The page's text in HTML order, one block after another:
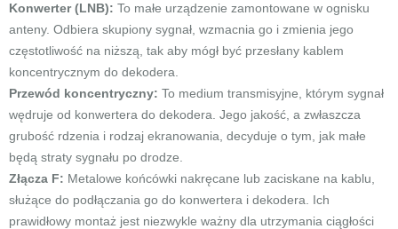
Konwerter (LNB): To małe urządzenie zamontowane w ognisku
anteny. Odbiera skupiony sygnał, wzmacnia go i zmienia jego
częstotliwość na niższą, tak aby mógł być przesłany kablem
koncentrycznym do dekodera.
Przewód koncentryczny: To medium transmisyjne, którym sygnał
wędruje od konwertera do dekodera. Jego jakość, a zwłaszcza
grubość rdzenia i rodzaj ekranowania, decyduje o tym, jak małe
będą straty sygnału po drodze.
Złącza F: Metalowe końcówki nakręcane lub zaciskane na kablu,
służące do podłączania go do konwertera i dekodera. Ich
prawidłowy montaż jest niezwykle ważny dla utrzymania ciągłości